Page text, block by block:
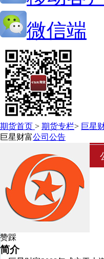
微信端
期货首页 > 期货专栏> 巨星
巨星财富公司公告
赞踩
简介